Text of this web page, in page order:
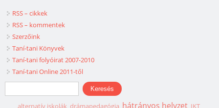
RSS – cikkek
RSS – kommentek
Szerzőink
Taní-tani Könyvek
Taní-tani folyóirat 2007-2010
Taní-tani Online 2011-től
Keresés űrlap
Keresés
alternatív iskolák drámapedagógia hátrányos helyzet IKT